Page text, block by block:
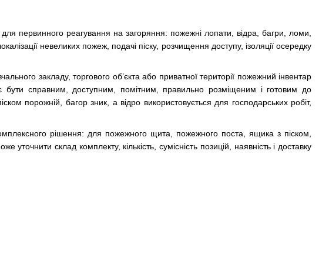
первинного реагування на загоряння: пожежні лопати, відра, багри, ломи,
невеликих пожеж, подачі піску, розчищення доступу, ізоляції осередку
закладу, торгового об’єкта або приватної території пожежний інвентар
справним, доступним, помітним, правильно розміщеним і готовим до
порожній, багор зник, а відро використовується для господарських робіт,
рішення: для пожежного щита, пожежного поста, ящика з піском,
склад комплекту, кількість, сумісність позицій, наявність і доставку